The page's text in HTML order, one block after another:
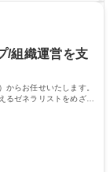
長できます。 募
日◆残業少なめ◆
イレクトに実感で
イフバランスを保
を活かし、長期的な
で応援します。 学
学力： 資格：日商
/組織運営を支
からお任せいたします。
ゼネラリストをめざせ